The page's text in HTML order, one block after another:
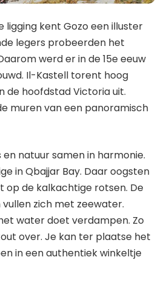
ligging kent Gozo een illuster
legers probeerden het
werd er in de 15e eeuw
Il-Kastell torent hoog
de hoofdstad Victoria uit.
muren van een panoramisch
natuur samen in harmonie.
in Qbajjar Bay. Daar oogsten
op de kalkachtige rotsen. De
zich met zeewater.
water doet verdampen. Zo
over. Je kan ter plaatse het
in een authentiek winkeltje